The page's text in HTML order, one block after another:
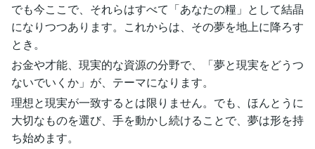
でも今ここで、それらはすべて「あなたの糧」として結晶
になりつつあります。これからは、その夢を地上に降ろす
とき。
お金や才能、現実的な資源の分野で、「夢と現実をどうつ
ないでいくか」が、テーマになります。
理想と現実が一致するとは限りません。でも、ほんとうに
大切なものを選び、手を動かし続けることで、夢は形を持
ち始めます。